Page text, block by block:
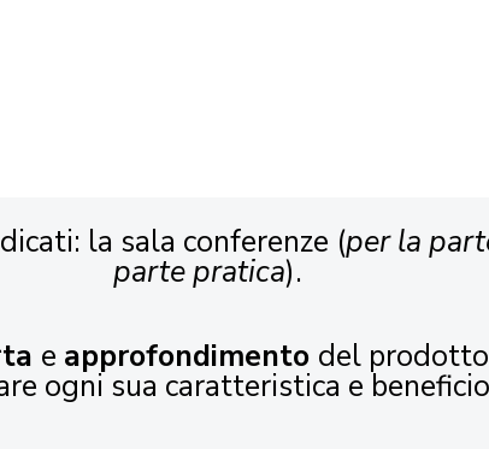
la sala conferenze (per la
parte pratica).
e approfondimento del
ogni sua caratteristica e